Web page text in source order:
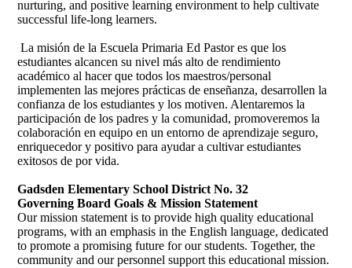
nurturing, and positive learning environment to help cultivate
successful life-long learners.
La misión de la Escuela Primaria Ed Pastor es que los
estudiantes alcancen su nivel más alto de rendimiento
académico al hacer que todos los maestros/personal
implementen las mejores prácticas de enseñanza, desarrollen la
confianza de los estudiantes y los motiven. Alentaremos la
participación de los padres y la comunidad, promoveremos la
colaboración en equipo en un entorno de aprendizaje seguro,
enriquecedor y positivo para ayudar a cultivar estudiantes
exitosos de por vida.
Gadsden Elementary School District No. 32
Governing Board Goals & Mission Statement
Our mission statement is to provide high quality educational
programs, with an emphasis in the English language, dedicated
to promote a promising future for our students. Together, the
community and our personnel support this educational mission.